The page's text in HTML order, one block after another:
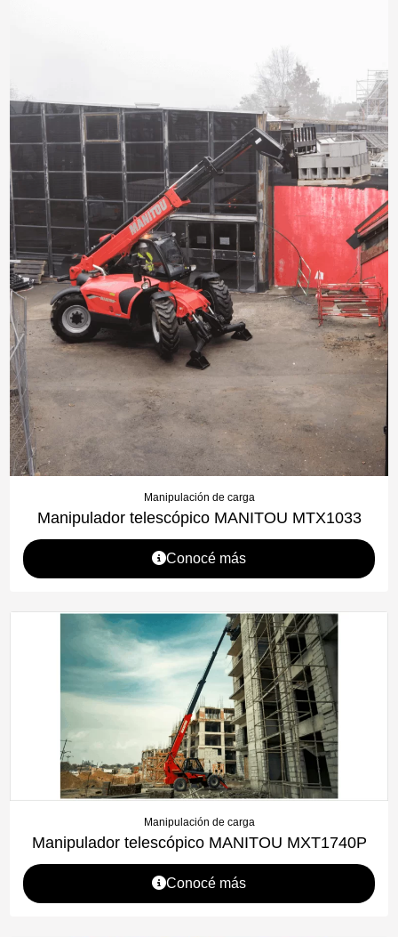
Manipulación de carga
Manipulador telescópico MANITOU MTX1033
Conocé más
Manipulación de carga
Manipulador telescópico MANITOU MXT1740P
Conocé más